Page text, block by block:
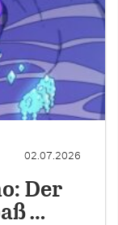
02.07.2026
Der
…